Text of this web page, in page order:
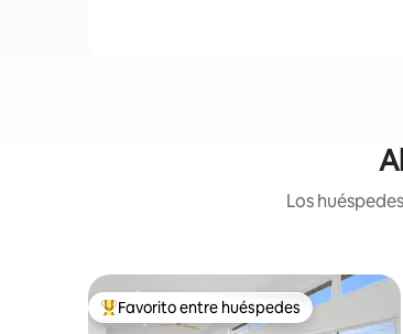
Los
Favorito entre huéspedes preferido
Favorito entre huéspedes